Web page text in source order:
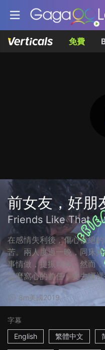
免費
前女友，好朋
Friends Like That
在感情失利後，傷心欲絕
苦。兩人度過一晚，同床
事情做，提振精神。然而
這麼窩心的前任，要去哪
8m美國2019
字幕
English
繁體中文